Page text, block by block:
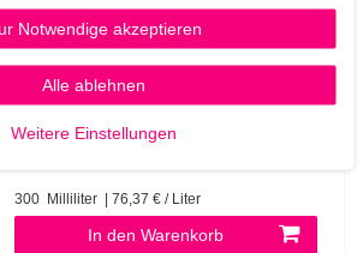
Paul Mitchell Lemon Sage Thickening
Shampoo 300 ml
22,91 € *
300 Milliliter | 76,37 € / Liter
In den Warenkorb
Notwendige akzeptieren
Alle ablehnen
Weitere Einstellungen